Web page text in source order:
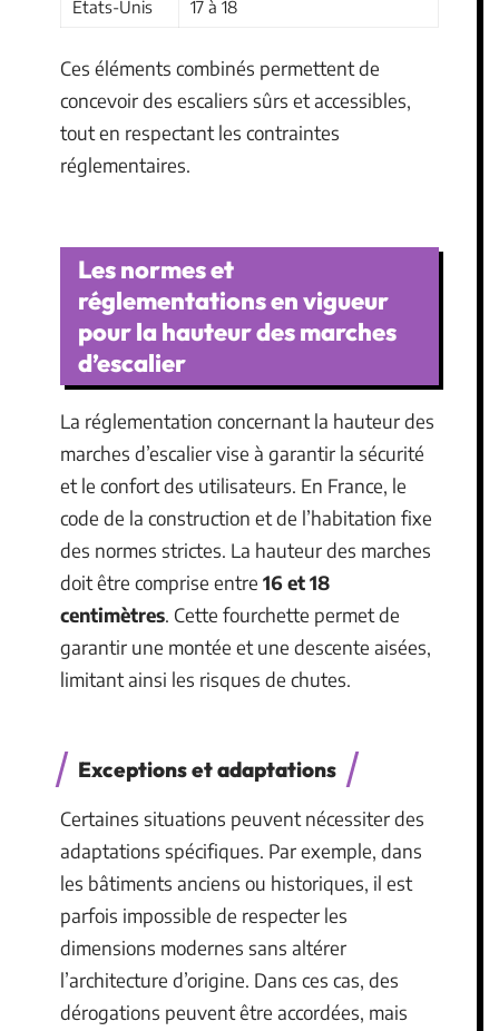
États-Unis 17 à 18
Ces éléments combinés permettent de
concevoir des escaliers sûrs et accessibles,
tout en respectant les contraintes
réglementaires.
Les normes et
réglementations en vigueur
pour la hauteur des marches
d’escalier
La réglementation concernant la hauteur des
marches d’escalier vise à garantir la sécurité
et le confort des utilisateurs. En France, le
code de la construction et de l’habitation fixe
des normes strictes. La hauteur des marches
doit être comprise entre 16 et 18
centimètres. Cette fourchette permet de
garantir une montée et une descente aisées,
limitant ainsi les risques de chutes.
Exceptions et adaptations
Certaines situations peuvent nécessiter des
adaptations spécifiques. Par exemple, dans
les bâtiments anciens ou historiques, il est
parfois impossible de respecter les
dimensions modernes sans altérer
l’architecture d’origine. Dans ces cas, des
dérogations peuvent être accordées, mais